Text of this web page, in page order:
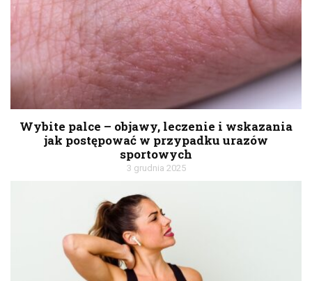
Wybite palce – objawy, leczenie i wskazania
jak postępować w przypadku urazów
sportowych
3 grudnia 2025